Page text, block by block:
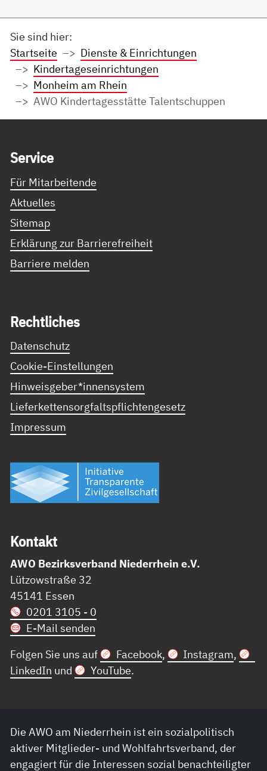
Sie sind hier:
Startseite
Dienste & Einrichtungen
Kindertageseinrichtungen
Monheim am Rhein
AWO Kindertagesstätte Talentschuppen
Ser­vice
Für Mitarbeitende
Aktuelles
Sitemap
Erklärung zur Barrierefreiheit
Barriere melden
Recht­li­ches
Datenschutz
Cookie-Einstellungen
Hinweisgeber*innensystem
Lieferkettensorgfaltspflichtengesetz
Impressum
Kon­takt
AWO Bezirksverband Niederrhein e.V.
Lützowstraße 32
45141 Essen
0201 3105 - 0
E-Mail senden
Folgen Sie uns auf
Facebook, Instagram,
LinkedIn und YouTube.
Die AWO am Niederrhein ist ein sozialpolitisch
aktiver Mitglieder- und Wohlfahrtsverband, der
engagiert für die Interessen sozial benachteiligter